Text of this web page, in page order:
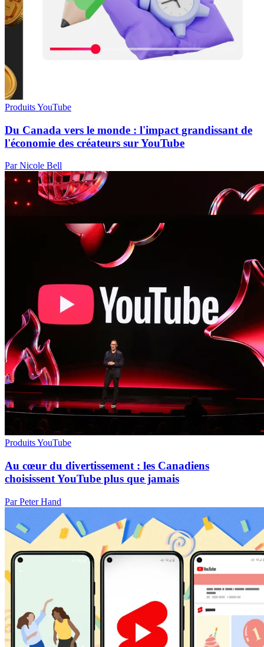
Produits YouTube
Du Canada vers le monde : l'impact grandissant de
l'économie des créateurs sur YouTube
Par Nicole Bell
Produits YouTube
Au cœur du divertissement : les Canadiens
choisissent YouTube plus que jamais
Par Peter Hand